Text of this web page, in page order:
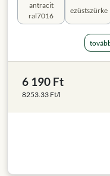
antracit
ral7016
ezüstszürke
6 190 Ft
8253.33 Ft/l